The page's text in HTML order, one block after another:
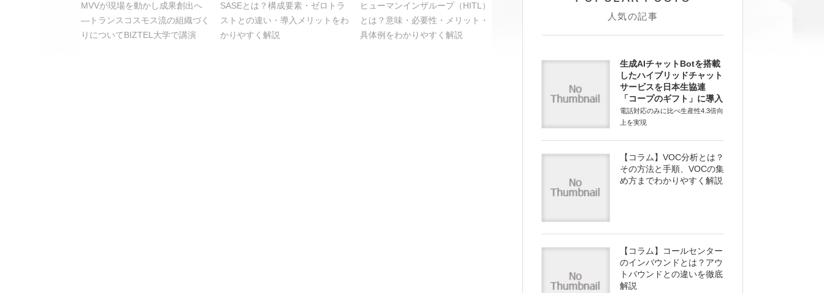
MVVが現場を動かし成果創出へ
―トランスコスモス流の組織づく
りについてBIZTEL大学で講演
SASEとは？構成要素・ゼロトラ
ストとの違い・導入メリットをわ
かりやすく解説
ヒューマンインザループ（HITL）
とは？意味・必要性・メリット・
具体例をわかりやすく解説
人気の記事
生成AIチャットBotを搭載
したハイブリッドチャット
サービスを日本生協連
「コープのギフト」に導入
電話対応のみに比べ生産性4.3倍向
上を実現
【コラム】VOC分析とは？
その方法と手順、VOCの集
め方までわかりやすく解説
【コラム】コールセンター
のインバウンドとは？アウ
トバウンドとの違いを徹底
解説